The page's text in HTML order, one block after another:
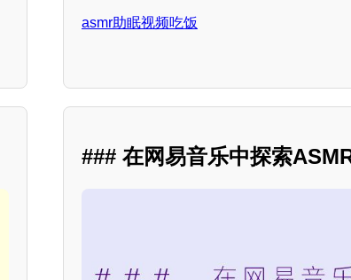
asmr助眠视频吃饭
### 在网易音乐中探索